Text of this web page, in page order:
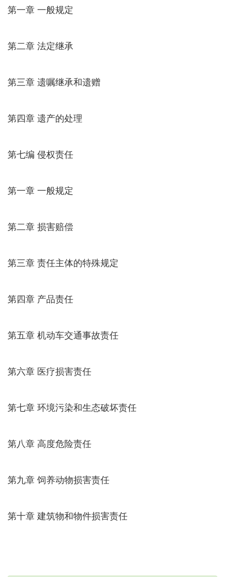
第一章 一般规定
第二章 法定继承
第三章 遗嘱继承和遗赠
第四章 遗产的处理
第七编 侵权责任
第一章 一般规定
第二章 损害赔偿
第三章 责任主体的特殊规定
第四章 产品责任
第五章 机动车交通事故责任
第六章 医疗损害责任
第七章 环境污染和生态破坏责任
第八章 高度危险责任
第九章 饲养动物损害责任
第十章 建筑物和物件损害责任